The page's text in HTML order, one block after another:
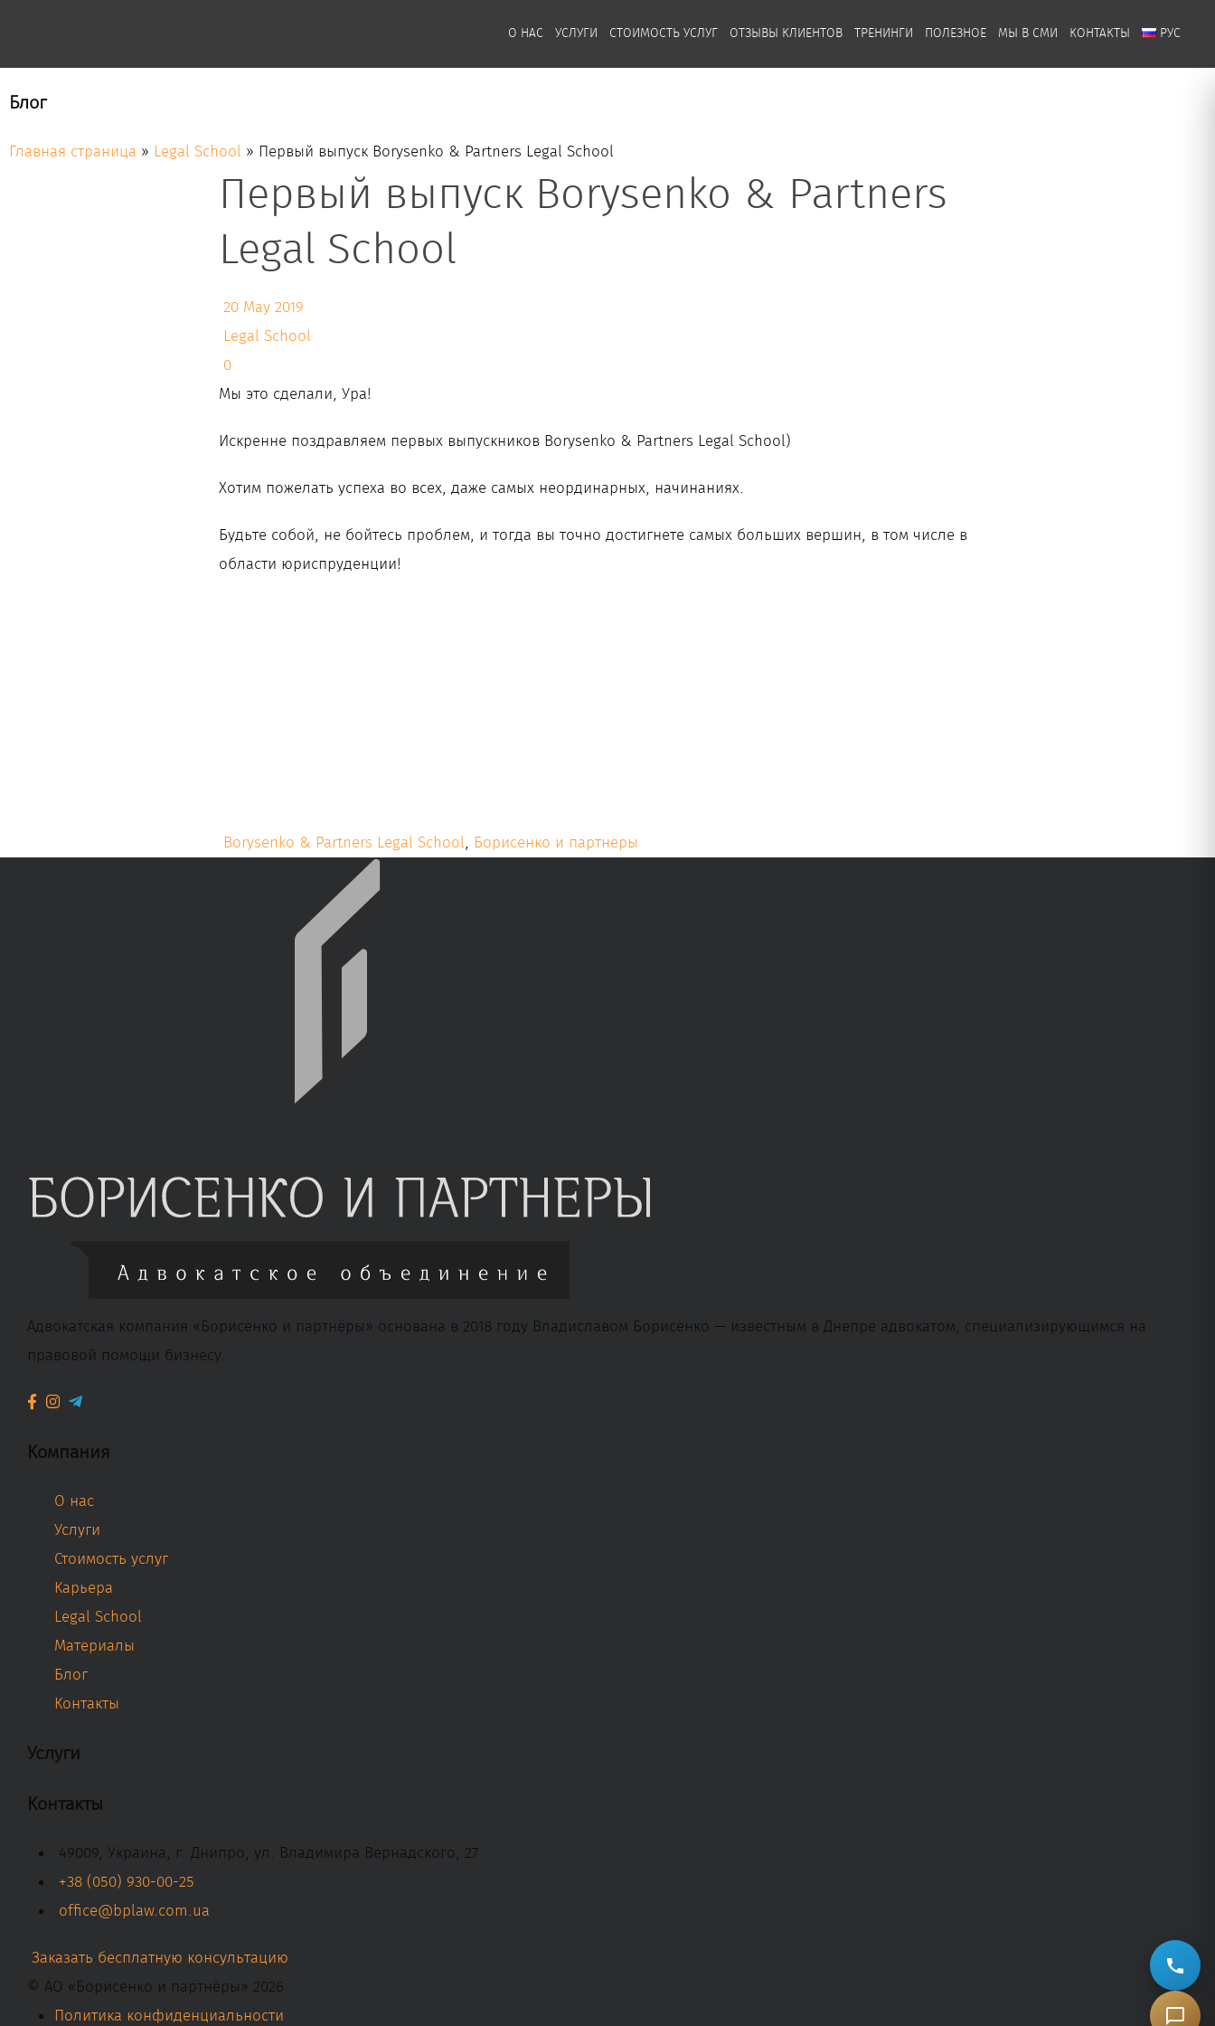
О НАС УСЛУГИ СТОИМОСТЬ УСЛУГ ОТЗЫВЫ КЛИЕНТОВ ТРЕНИНГИ ПОЛЕЗНОЕ МЫ В СМИ КОНТАКТЫ РУС
Блог
Главная страница » Legal School » Первый выпуск Borysenko & Partners Legal School
Первый выпуск Borysenko & Partners
Legal School
20 May 2019
Legal School
0
Мы это сделали, Ура!
Искренне поздравляем первых выпускников Borysenko & Partners Legal School)
Хотим пожелать успеха во всех, даже самых неординарных, начинаниях.
Будьте собой, не бойтесь проблем, и тогда вы точно достигнете самых больших вершин, в том числе в
области юриспруденции!
Borysenko & Partners Legal School, Борисенко и партнеры
Адвокатская компания «Борисенко и партнёры» основана в 2018 году Владиславом Борисенко — известным в Днепре адвокатом, специализирующимся на
правовой помощи бизнесу.
Компания
О нас
Услуги
Стоимость услуг
Карьера
Legal School
Материалы
Блог
Контакты
Услуги
Контакты
49009, Украина, г. Днипро, ул. Владимира Вернадского, 27
+38 (050) 930-00-25
office@bplaw.com.ua
Заказать бесплатную консультацию
© АО «Борисенко и партнёры» 2026
Политика конфиденциальности